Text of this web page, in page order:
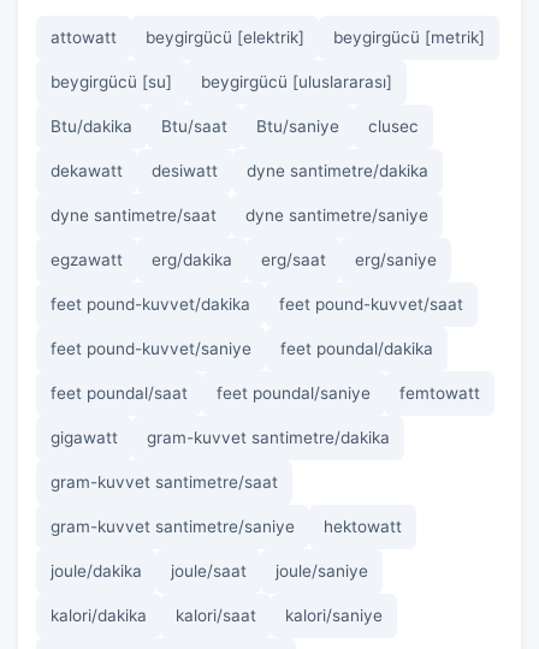
attowatt beygirgücü [elektrik] beygirgücü [metrik]
beygirgücü [su] beygirgücü [uluslararası]
Btu/dakika Btu/saat Btu/saniye clusec
dekawatt desiwatt dyne santimetre/dakika
dyne santimetre/saat dyne santimetre/saniye
egzawatt erg/dakika erg/saat erg/saniye
feet pound-kuvvet/dakika feet pound-kuvvet/saat
feet pound-kuvvet/saniye feet poundal/dakika
feet poundal/saat feet poundal/saniye femtowatt
gigawatt gram-kuvvet santimetre/dakika
gram-kuvvet santimetre/saat
gram-kuvvet santimetre/saniye hektowatt
joule/dakika joule/saat joule/saniye
kalori/dakika kalori/saat kalori/saniye